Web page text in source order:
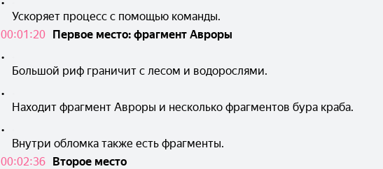
Ускоряет процесс с помощью команды.
00:01:20
Первое место: фрагмент Авроры
Большой риф граничит с лесом и водорослями.
Находит фрагмент Авроры и несколько фрагментов бура краба.
Внутри обломка также есть фрагменты.
00:02:36 Второе место